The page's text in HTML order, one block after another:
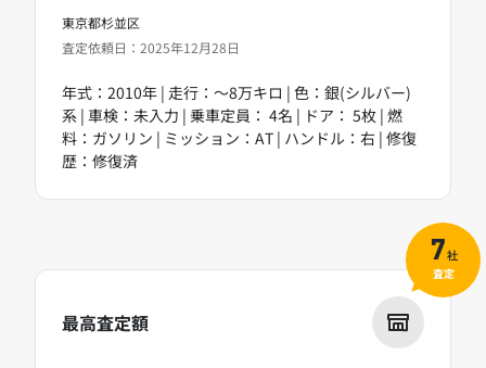
東京都杉並区
査定依頼日：2025年12月28日
年式：2010年 | 走行：～8万キロ | 色：銀(シルバー)
系 | 車検：未入力 | 乗車定員： 4名 | ドア： 5枚 | 燃
料：ガソリン | ミッション：AT | ハンドル：右 | 修復
歴：修復済
最高査定額
7社
査定